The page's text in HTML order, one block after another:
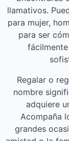
llamativos.
para mujer,
para ser
Regalar o
nombre
adquiere
Acompaña
grandes